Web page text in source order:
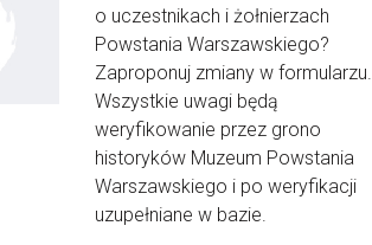
o uczestnikach i żołnierzach
Powstania Warszawskiego?
Zaproponuj zmiany w formularzu.
Wszystkie uwagi będą
weryfikowanie przez grono
historyków Muzeum Powstania
Warszawskiego i po weryfikacji
uzupełniane w bazie.